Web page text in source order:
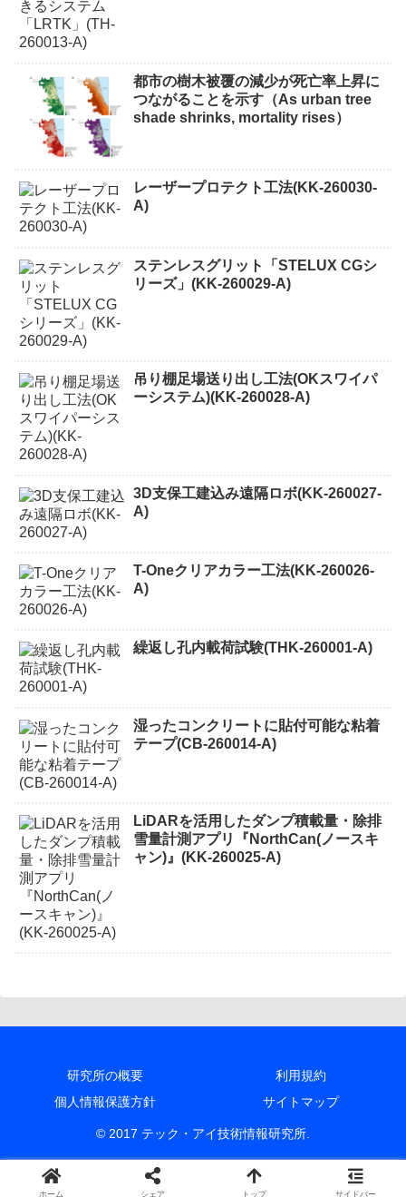
都市の樹木被覆の減少が死亡率上昇に
つながることを示す（As urban tree
shade shrinks, mortality rises）
レーザープロテクト⼯法(KK-260030-
A)
ステンレスグリット「STELUX CGシ
リーズ」(KK-260029-A)
吊り棚足場送り出し工法(OKスワイパ
ーシステム)(KK-260028-A)
3D支保工建込み遠隔ロボ(KK-260027-
A)
T-Oneクリアカラー工法(KK-260026-
A)
繰返し孔内載荷試験(THK-260001-A)
湿ったコンクリートに貼付可能な粘着
テープ(CB-260014-A)
LiDARを活用したダンプ積載量・除排
雪量計測アプリ『NorthCan(ノースキ
ャン)』(KK-260025-A)
研究所の概要
利用規約
個人情報保護方針
サイトマップ
© 2017 テック・アイ技術情報研究所.
ホーム シェア トップ サイドバー